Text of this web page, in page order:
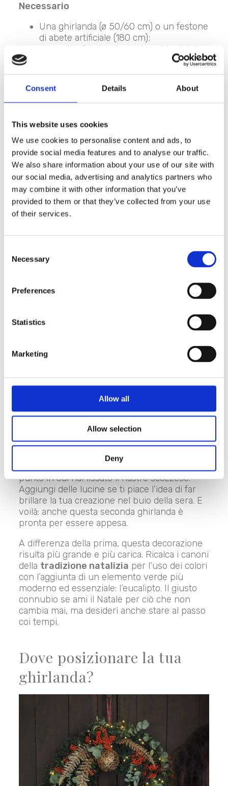
Consent Details About
This website uses cookies
We use cookies to personalise content and ads, to
provide social media features and to analyse our traffic.
We also share information about your use of our site with
our social media, advertising and analytics partners who
may combine it with other information that you’ve
provided to them or that they’ve collected from your use
of their services.
Selection
Necessary
Preferences
Statistics
Marketing
Allow all
Allow selection
Deny
Necessario
Una ghirlanda (ø 50/60 cm) o un festone
di abete artificiale (180 cm);
una palla di vetro decorata sui toni del
rami di eucalipto;
rami di pungitopo o di bacche rosse;
lucine elettriche;
spago;
forbici.
Procedimento
Prima di dedicarti all’addobbo della ghirlanda,
prepara tutto il necessario. Seleziona i rami di
eucalipto e di bacche della giusta lunghezza,
taglia il nastro necessario per appendere la
passa al paragrafo successivo. Se invece
lineare, arrotolalo su
se stesso fino a formare una corona rotonda
delle dimensioni sopra indicate. Ferma l’anima
Fissa il nastro scozzese nel punto prescelto.
eucalipt
: i primi
Continua fino a che non otterrai una
composizione ben distribuita e armoniosa.
felci dorate(da 4 a 6) ai lati del
nastro in modo che ricadano verso il basso.
palla di Nataleche hai scelto con
dello spago e assicurala alla ghirlanda nel
punto in cui hai fissato il nastro scozzese.
Aggiungi delle lucine se ti piace l’idea di far
brillare la tua creazione nel buio della sera. E
voilà: anche questa seconda ghirlanda è
pronta per essere appesa.
A differenza della prima, questa decorazione
risulta più grande e più carica. Ricalca i canoni
della tradizione natalizia per l’uso dei colori
con l’aggiunta di un elemento verde più
moderno ed essenziale: l’eucalipto. Il giusto
connubio se ami il Natale per ciò che non
cambia mai, ma desideri anche stare al passo
coi tempi.
Dove posizionare la tua
ghirlanda?